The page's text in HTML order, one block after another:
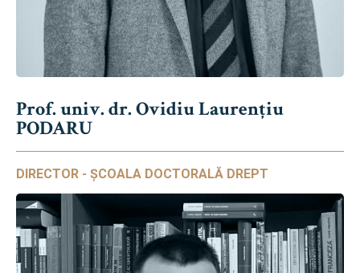
Prof. univ. dr. Ovidiu Laurențiu
PODARU
DIRECTOR - ȘCOALA DOCTORALĂ DREPT